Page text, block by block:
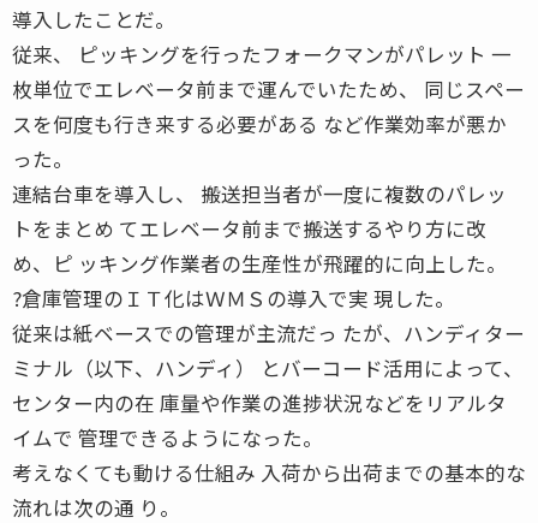
導入したことだ。
従来、 ピッキングを行ったフォークマンがパレット 一
枚単位でエレベータ前まで運んでいたため、 同じスペー
スを何度も行き来する必要がある など作業効率が悪か
った。
連結台車を導入し、 搬送担当者が一度に複数のパレッ
トをまとめ てエレベータ前まで搬送するやり方に改
め、ピ ッキング作業者の生産性が飛躍的に向上した。
?倉庫管理のＩＴ化はＷＭＳの導入で実 現した。
従来は紙ベースでの管理が主流だっ たが、ハンディター
ミナル（以下、ハンディ） とバーコード活用によって、
センター内の在 庫量や作業の進捗状況などをリアルタ
イムで 管理できるようになった。
考えなくても動ける仕組み 入荷から出荷までの基本的な
流れは次の通 り。